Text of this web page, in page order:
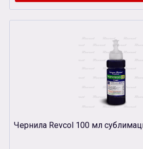
Чернила Revcol 100 мл